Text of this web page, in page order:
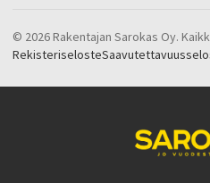
© 2026 Rakentajan Sarokas Oy.
Rekisteriseloste